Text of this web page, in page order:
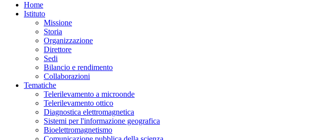
Home
Istituto
Missione
Storia
Organizzazione
Direttore
Sedi
Bilancio e rendimento
Collaborazioni
Tematiche
Telerilevamento a microonde
Telerilevamento ottico
Diagnostica elettromagnetica
Sistemi per l'informazione geografica
Bioelettromagnetismo